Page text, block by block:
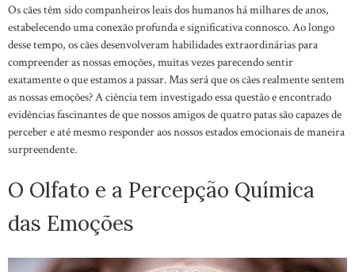
Os cães têm sido companheiros leais dos humanos há milhares de anos,
estabelecendo uma conexão profunda e significativa connosco. Ao longo
desse tempo, os cães desenvolveram habilidades extraordinárias para
compreender as nossas emoções, muitas vezes parecendo sentir
exatamente o que estamos a passar. Mas será que os cães realmente sentem
as nossas emoções? A ciência tem investigado essa questão e encontrado
evidências fascinantes de que nossos amigos de quatro patas são capazes de
perceber e até mesmo responder aos nossos estados emocionais de maneira
surpreendente.
O Olfato e a Percepção Química
das Emoções